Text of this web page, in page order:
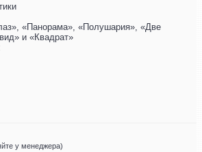
«Панорама», «Полушария», «Две
и «Квадрат»
у менеджера)